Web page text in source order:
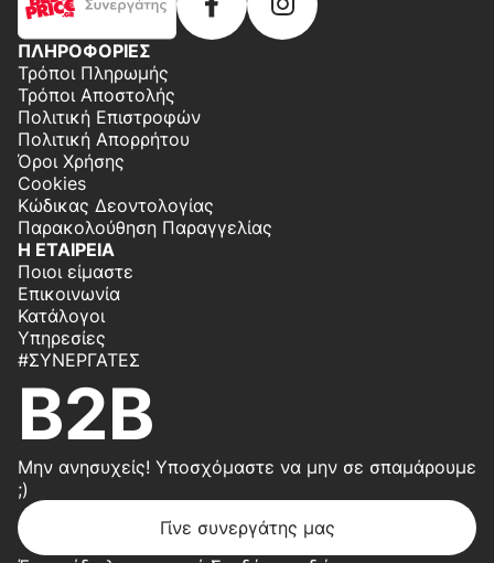
ΠΛΗΡΟΦΟΡΙΕΣ
Τρόποι Πληρωμής
Τρόποι Αποστολής
Πολιτική Επιστροφών
Πολιτική Απορρήτου
Όροι Χρήσης
Cookies
Κώδικας Δεοντολογίας
Παρακολούθηση Παραγγελίας
Η ΕΤΑΙΡΕΙΑ
Ποιοι είμαστε
Επικοινωνία
Κατάλογοι
Υπηρεσίες
#ΣΥΝΕΡΓΆΤΕΣ
B2B
Μην ανησυχείς! Υποσχόμαστε να μην σε σπαμάρουμε
;)
Γίνε συνεργάτης μας